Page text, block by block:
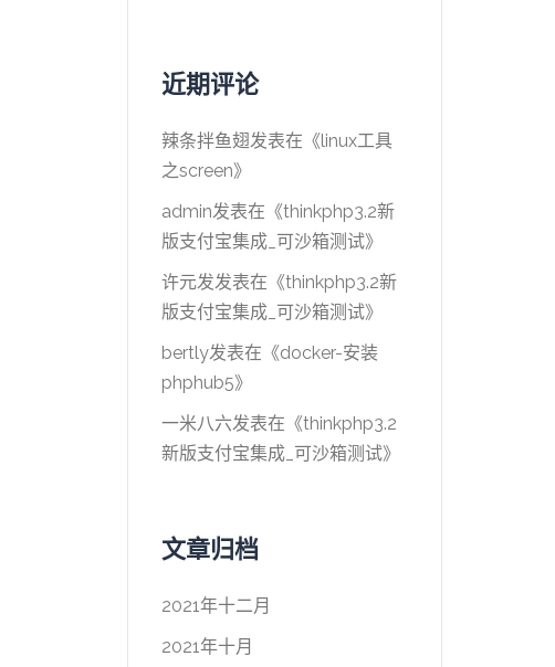
近期评论
辣条拌鱼翅发表在《linux工具
之screen》
admin发表在《thinkphp3.2新
版支付宝集成_可沙箱测试》
许元发发表在《thinkphp3.2新
版支付宝集成_可沙箱测试》
bertly发表在《docker-安装
phphub5》
一米八六发表在《thinkphp3.2
新版支付宝集成_可沙箱测试》
文章归档
2021年十二月
2021年十月